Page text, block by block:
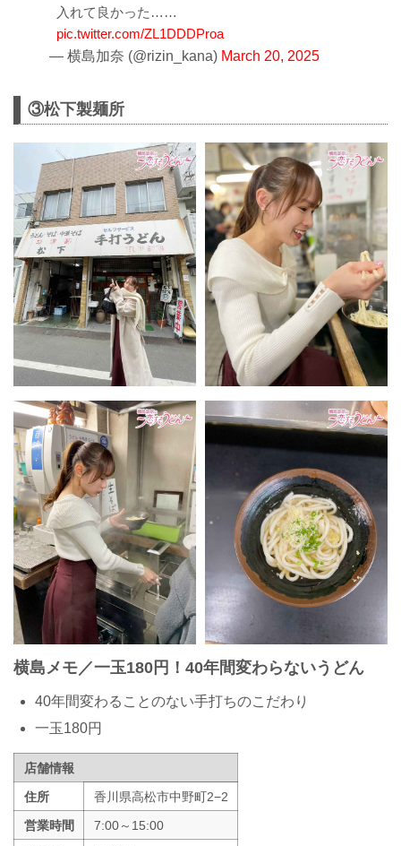
入れて良かった……
pic.twitter.com/ZL1DDDProa
— 横島加奈 (@rizin_kana) March 20, 2025
③松下製麺所
横島メモ／一玉180円！40年間変わらないうどん
40年間変わることのない手打ちのこだわり
一玉180円
店舗情報
住所
香川県高松市中野町2−2
営業時間
7:00～15:00